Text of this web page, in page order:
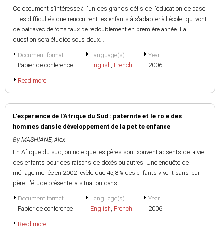
Ce document s'intéresse à l'un des grands défis de l'éducation de base
– les difficultés que rencontrent les enfants à s'adapter à l'école, qui vont
de pair avec de forts taux de redoublement en première année. La
question sera étudiée sous deux...
Document format
Papier de conference
Language(s)
English, French
Year
2006
Read more
L'expérience de l'Afrique du Sud : paternité et le rôle des
hommes dans le développement de la petite enfance
By MASHIANE, Alex
En Afrique du sud, on note que les pères sont souvent absents de la vie
des enfants pour des raisons de décès ou autres. Une enquête de
ménage menée en 2002 révèle que 45,8% des enfants vivent sans leur
père. L'étude présente la situation dans...
Document format
Papier de conference
Language(s)
English, French
Year
2006
Read more